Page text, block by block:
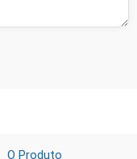
O Produto